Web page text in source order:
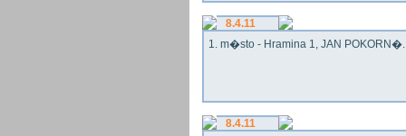
8.4.11
1. m�sto - Hramina 1, JAN
8.4.11